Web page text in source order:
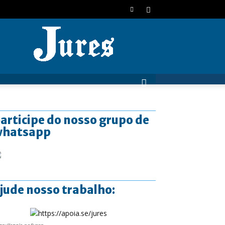
do nosso grupo de
nosso trabalho: